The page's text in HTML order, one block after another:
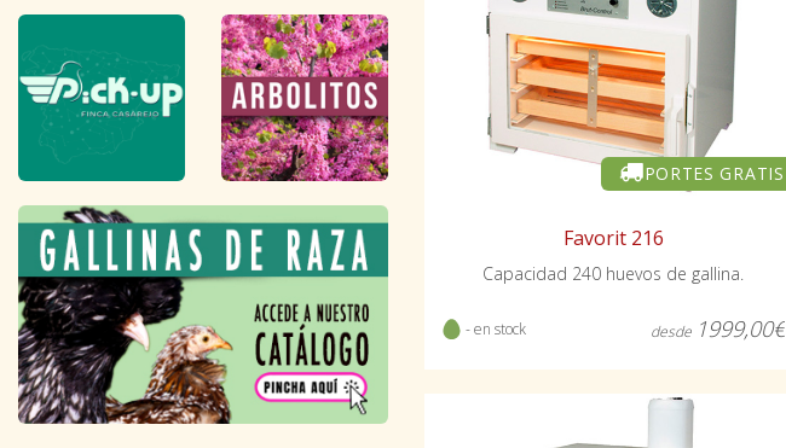
PORTES GRATIS
Favorit 216
Capacidad 240 huevos de gallina.
- en stock desde 1999,00€